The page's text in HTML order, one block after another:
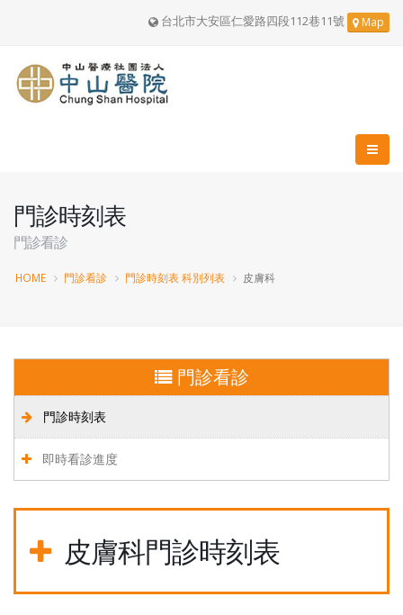
台北市大安區仁愛路四段112巷11號 Map
門診時刻表
門診看診
HOME 門診看診 門診時刻表 科別列表 皮膚科
門診看診
門診時刻表
即時看診進度
皮膚科門診時刻表